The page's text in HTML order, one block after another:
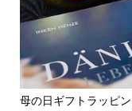
母の日ギフトラッピ